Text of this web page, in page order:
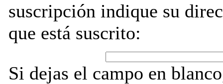
suscripción indique su
que está suscrito:
Si dejas el campo en